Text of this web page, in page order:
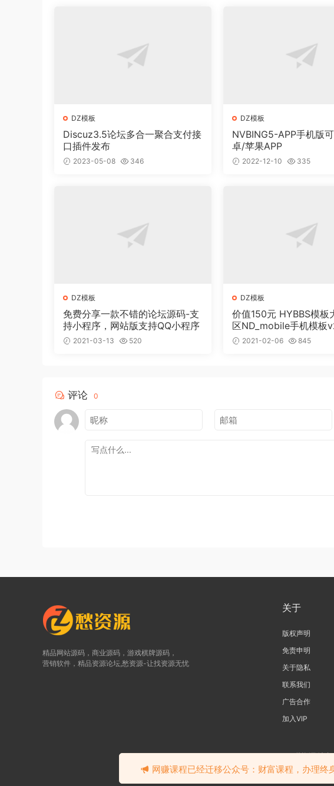
DZ模板
Discuz3.5论坛多合一聚合支付接
口插件发布
2023-05-08 346
DZ模板
NVBING5-APP手机版
卓/苹果APP
2022-12-10 335
DZ模板
免费分享一款不错的论坛源码-支
持小程序，网站版支持QQ小程序
2021-03-13 520
DZ模板
价值150元 HYBBS模板
区ND_mobile手机模板
授权2021-02-06 845
评论 0
精品网站源码，商业源码，游戏棋牌源码，
营销软件，精品资源论坛,愁资源-让找资源无忧
关于
版权声明
免责申明
关于隐私
联系我们
广告合作
加入VIP
©2019-2020 愁资源 站内
若加入会员务必
网赚课程已经迁移公众号：财富课程，办理